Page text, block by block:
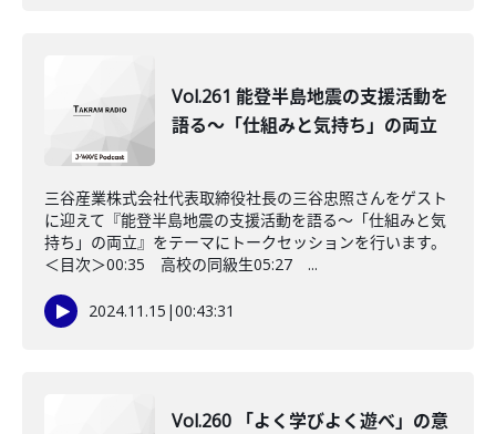
Vol.261 能登半島地震の支援活動を
語る～「仕組みと気持ち」の両立
三谷産業株式会社代表取締役社長の三谷忠照さんをゲスト
に迎えて『能登半島地震の支援活動を語る～「仕組みと気
持ち」の両立』をテーマにトークセッションを行います。
＜目次＞00:35 高校の同級生05:27 ...
2024.11.15 |00:43:31
Vol.260 「よく学びよく遊べ」の意